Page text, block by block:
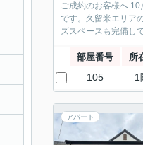
ご成約のお客様へ
です。久留米エリア
ズスペースも完備し
部屋番号 所
105 1
アパート